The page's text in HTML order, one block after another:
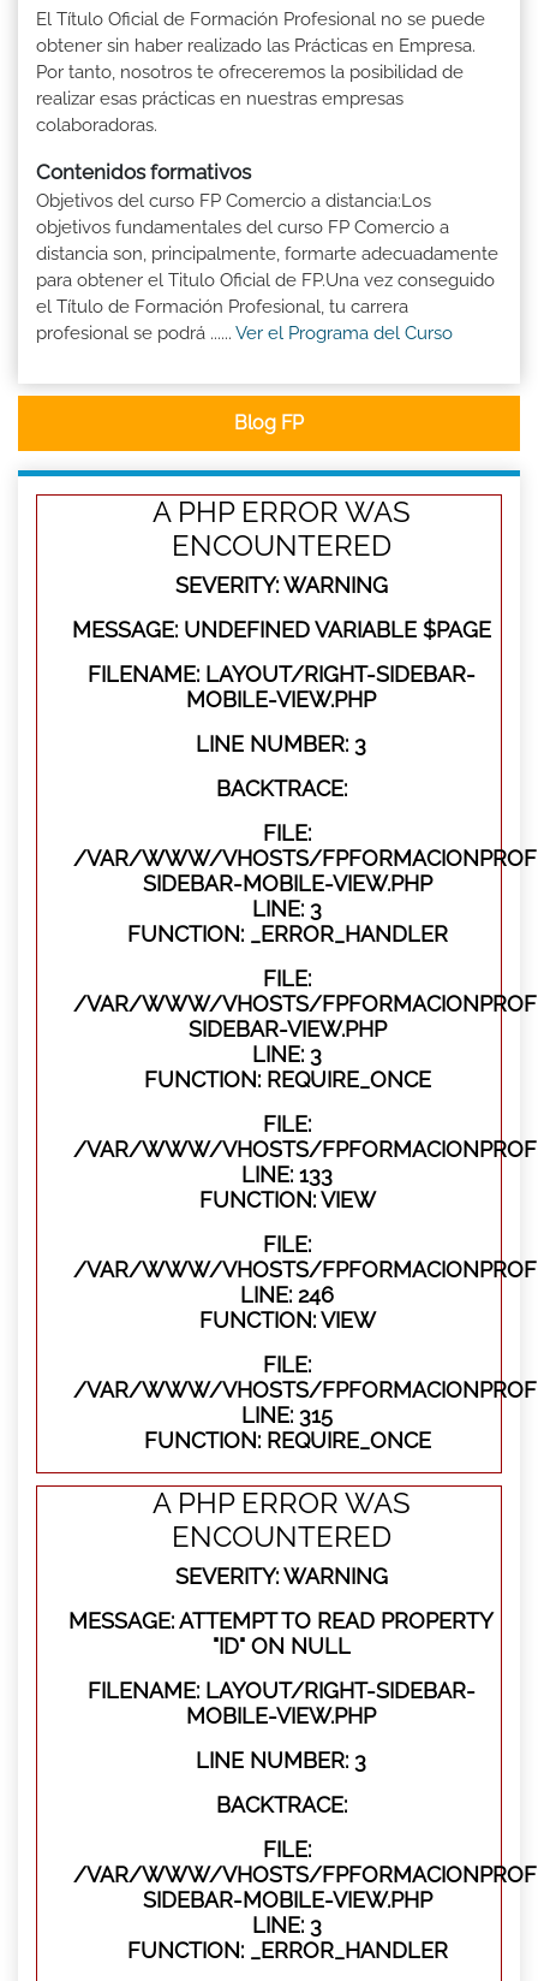
El Título Oficial de Formación Profesional no se puede
obtener sin haber realizado las Prácticas en Empresa.
Por tanto, nosotros te ofreceremos la posibilidad de
realizar esas prácticas en nuestras empresas
colaboradoras.
Contenidos formativos
Objetivos del curso FP Comercio a distancia:Los
objetivos fundamentales del curso FP Comercio a
distancia son, principalmente, formarte adecuadamente
para obtener el Titulo Oficial de FP.Una vez conseguido
el Título de Formación Profesional, tu carrera
profesional se podrá ...... Ver el Programa del Curso
Blog FP
A PHP ERROR WAS
ENCOUNTERED
SEVERITY: WARNING
MESSAGE: UNDEFINED VARIABLE $PAGE
FILENAME: LAYOUT/RIGHT-SIDEBAR-
MOBILE-VIEW.PHP
LINE NUMBER: 3
BACKTRACE:
FILE:
/VAR/WWW/VHOSTS/
SIDEBAR-MOBILE-VIEW.PHP
LINE: 3
FUNCTION: _ERROR_HANDLER
FILE:
/VAR/WWW/VHOSTS/
SIDEBAR-VIEW.PHP
LINE: 3
FUNCTION: REQUIRE_ONCE
FILE:
/VAR/WWW/VHOSTS/
LINE: 133
FUNCTION: VIEW
FILE:
/VAR/WWW/VHOSTS/
LINE: 246
FUNCTION: VIEW
FILE:
/VAR/WWW/VHOSTS/
LINE: 315
FUNCTION: REQUIRE_ONCE
A PHP ERROR WAS
ENCOUNTERED
SEVERITY: WARNING
MESSAGE: ATTEMPT TO READ PROPERTY
"ID" ON NULL
FILENAME: LAYOUT/RIGHT-SIDEBAR-
MOBILE-VIEW.PHP
LINE NUMBER: 3
BACKTRACE:
FILE:
/VAR/WWW/VHOSTS/
SIDEBAR-MOBILE-VIEW.PHP
LINE: 3
FUNCTION: _ERROR_HANDLER